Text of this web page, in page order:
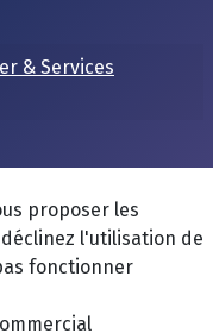
& Services
proposer les
l'utilisation de
fonctionner